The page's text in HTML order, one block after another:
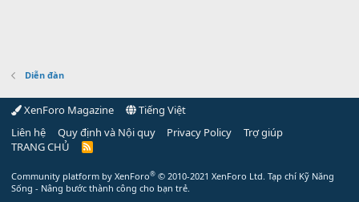
Diễn đàn
XenForo Magazine
Tiếng Việt
Liên hệ
Quy định và Nội quy Privacy Policy
Trợ giúp
TRANG CHỦ
R
Community platform by XenForo® © 2010-2021 XenForo Ltd. Tạp chí Kỹ Năng
Sống - Nâng bước thành công cho bạn trẻ.